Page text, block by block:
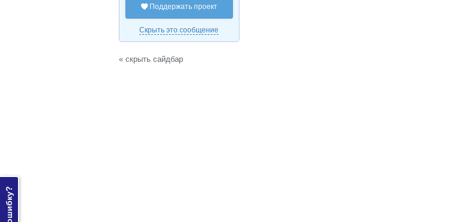
Поддержать проект
Скрыть это сообщение
« скрыть сайдбар